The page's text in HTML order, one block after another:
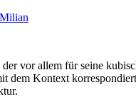
vor allem für seine
dem Kontext